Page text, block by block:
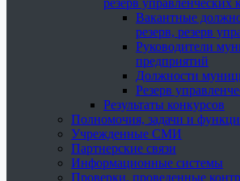
резерв управленческих
Вакантные
резерв, резерв
Руководители
предприятий
Должности
Резерв
Результаты конкурсов
Полномочия, задачи и
Учрежденные СМИ
Партнерские связи
Информационные системы
Проверки, проведенные